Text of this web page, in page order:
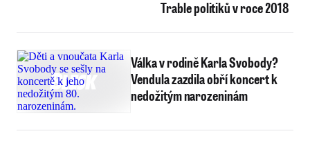
Trable politiků v roce 2018
Válka v rodině Karla Svobody?
Vendula zazdila obří koncert k
nedožitým narozeninám